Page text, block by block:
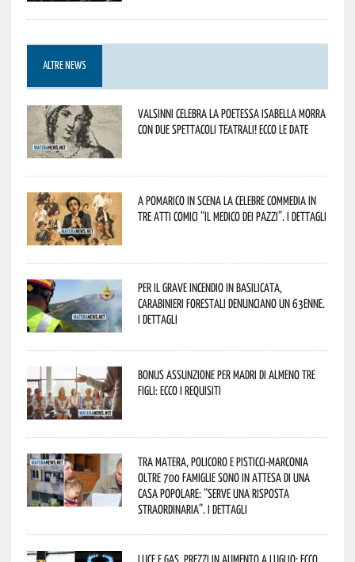
ALTRE NEWS
Valsinni celebra la poetessa Isabella Morra
con due spettacoli teatrali! Ecco le date
A Pomarico in scena la celebre commedia in
tre atti comici “Il medico dei pazzi”. I dettagli
Per il grave incendio in Basilicata,
Carabinieri forestali denunciano un 63enne.
I dettagli
Bonus assunzione per madri di almeno tre
figli: ecco i requisiti
Tra Matera, Policoro e Pisticci-Marconia
oltre 700 famiglie sono in attesa di una
casa popolare: “serve una risposta
straordinaria”. I dettagli
Luce e gas, prezzi in aumento a luglio: ecco